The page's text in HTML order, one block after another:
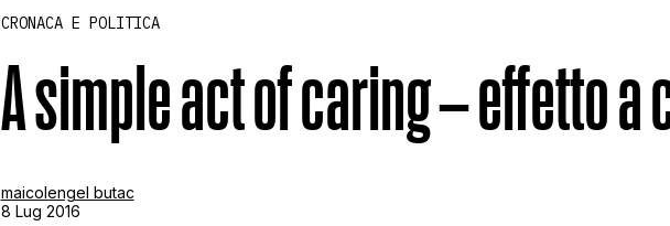
CRONACA E POLITICA
A simple act of caring – effetto a
maicolengel butac
8 Lug 2016